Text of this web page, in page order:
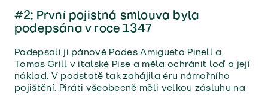
#2: První pojistná smlouva byla
podepsána v roce 1347
Podepsali ji pánové Podes Amigueto Pinell a
Tomas Grill v italské Pise a měla ochránit loď a její
náklad. V podstatě tak zahájila éru námořního
pojištění. Piráti všeobecně měli velkou zásluhu na